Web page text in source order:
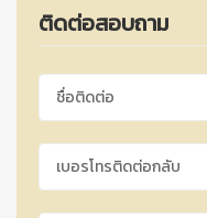
ติดต่อสอบถาม